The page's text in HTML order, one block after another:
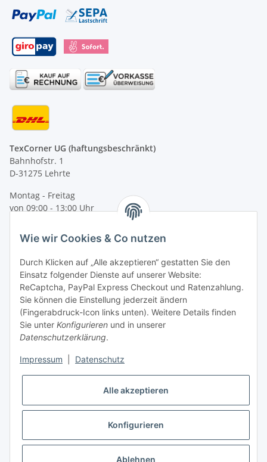
TexCorner UG (haftungsbeschränkt)
Bahnhofstr. 1
D-31275 Lehrte
Montag - Freitag
von 09:00 - 13:00 Uhr
Tel: +49 (0) 5132 8230689
E-Mail:mail@texcorner.de
Vertrag widerrufen
* Alle Preise inkl. gesetzlicher USt., zzgl.Versand
Wie wir Cookies & Co nutzen
Durch Klicken auf „Alle akzeptieren“ gestatten Sie den
Einsatz folgender Dienste auf unserer Website:
ReCaptcha, PayPal Express Checkout und Ratenzahlung.
Sie können die Einstellung jederzeit ändern
(Fingerabdruck-Icon links unten). Weitere Details finden
Sie unter Konfigurieren und in unserer
Datenschutzerklärung.
Impressum Datenschutz
Alle akzeptieren
Konfigurieren
Ablehnen